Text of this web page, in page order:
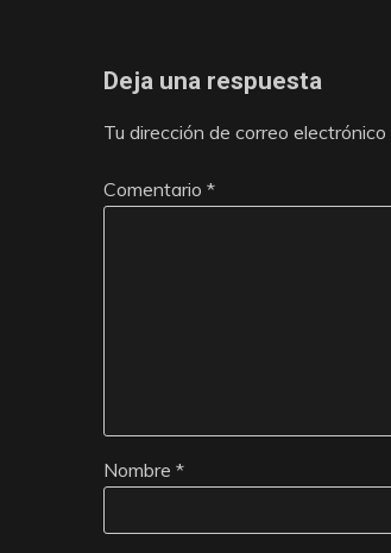
Deja una respuesta
Tu dirección de correo electrónico
Comentario *
Nombre *